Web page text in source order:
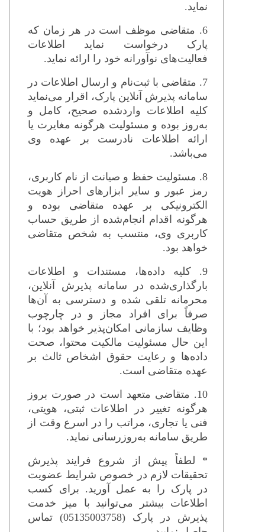
نماید.
6.
متقاضی موظف است در هر زمان که
پارک درخواست نماید اطلاعات
فعالیت‌های نوآورانه خود را ارائه نماید.
7. متقاضی با ثبت‌نام و ارسال اطلاعات در
سامانه پذیرش آنلاین پارک، اقرار می‌نماید
کلیه اطلاعات واردشده صحیح، کامل و
به‌روز بوده و مسئولیت هرگونه مغایرت یا
ارائه اطلاعات نادرست بر عهده وی
می‌باشد.
8. مسئولیت حفظ و صیانت از نام کاربری،
رمز عبور و سایر ابزارهای احراز هویت
الکترونیکی بر عهده متقاضی بوده و
هرگونه اقدام انجام‌شده از طریق حساب
کاربری وی، منتسب به شخص متقاضی
خواهد بود.
9. کلیه داده‌ها، مستندات و اطلاعات
بارگذاری‌شده در سامانه پذیرش آنلاین،
محرمانه تلقی شده و دسترسی به آن‌ها
صرفاً برای افراد مجاز و در چارچوب
وظایف سازمانی امکان‌پذیر خواهد بود؛ با
این حال مسئولیت مالکیت محتوا، صحت
داده‌ها و رعایت حقوق اشخاص ثالث بر
عهده متقاضی است.
10. متقاضی متعهد است در صورت بروز
هرگونه تغییر در اطلاعات ثبتی، هویتی،
فنی یا تجاری، مراتب را در اسرع وقت از
طریق سامانه به‌روزرسانی نماید.
* لطفاً پیش از شروع فرایند پذیرش
تحقیقات لازم در خصوص شرایط عضویت
در پارک را به عمل آورید. برای کسب
اطلاعات بیشتر می‌توانید با میز خدمت
پذیرش در پارک (05135003758) تماس